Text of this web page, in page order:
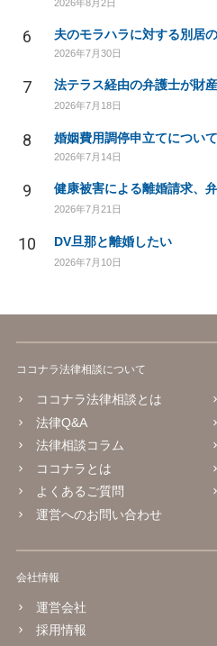
2026年8月2日
6 夫のモラハラに対する別居
2026年7月30日
7 法テラス経由の弁護士が財
2026年7月18日
8 婚姻費用調停申立てについて
2026年7月14日
9 健康被害による離婚請求、
2026年7月21日
10 DV旦那と離婚したい
2026年7月10日
ココナラ法律相談について
ココナラ法律相談とは
法律Q&A
法律相談コラム
ココナラとは
よくあるご質問
運営へのお問い合わせ
会社情報
運営会社
採用情報